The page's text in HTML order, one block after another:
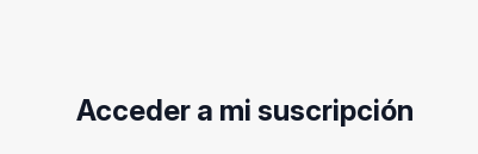
Acceder a mi suscripción